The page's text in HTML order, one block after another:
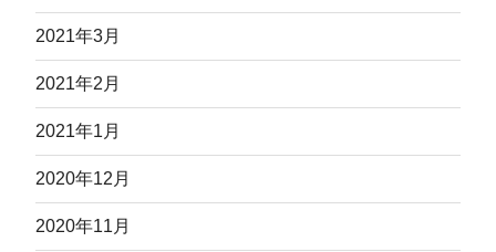
2021年3月
2021年2月
2021年1月
2020年12月
2020年11月